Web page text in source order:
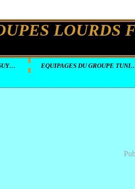
EQUIPAGES DU GROUPE GUYENNE EQUIPAGES DU